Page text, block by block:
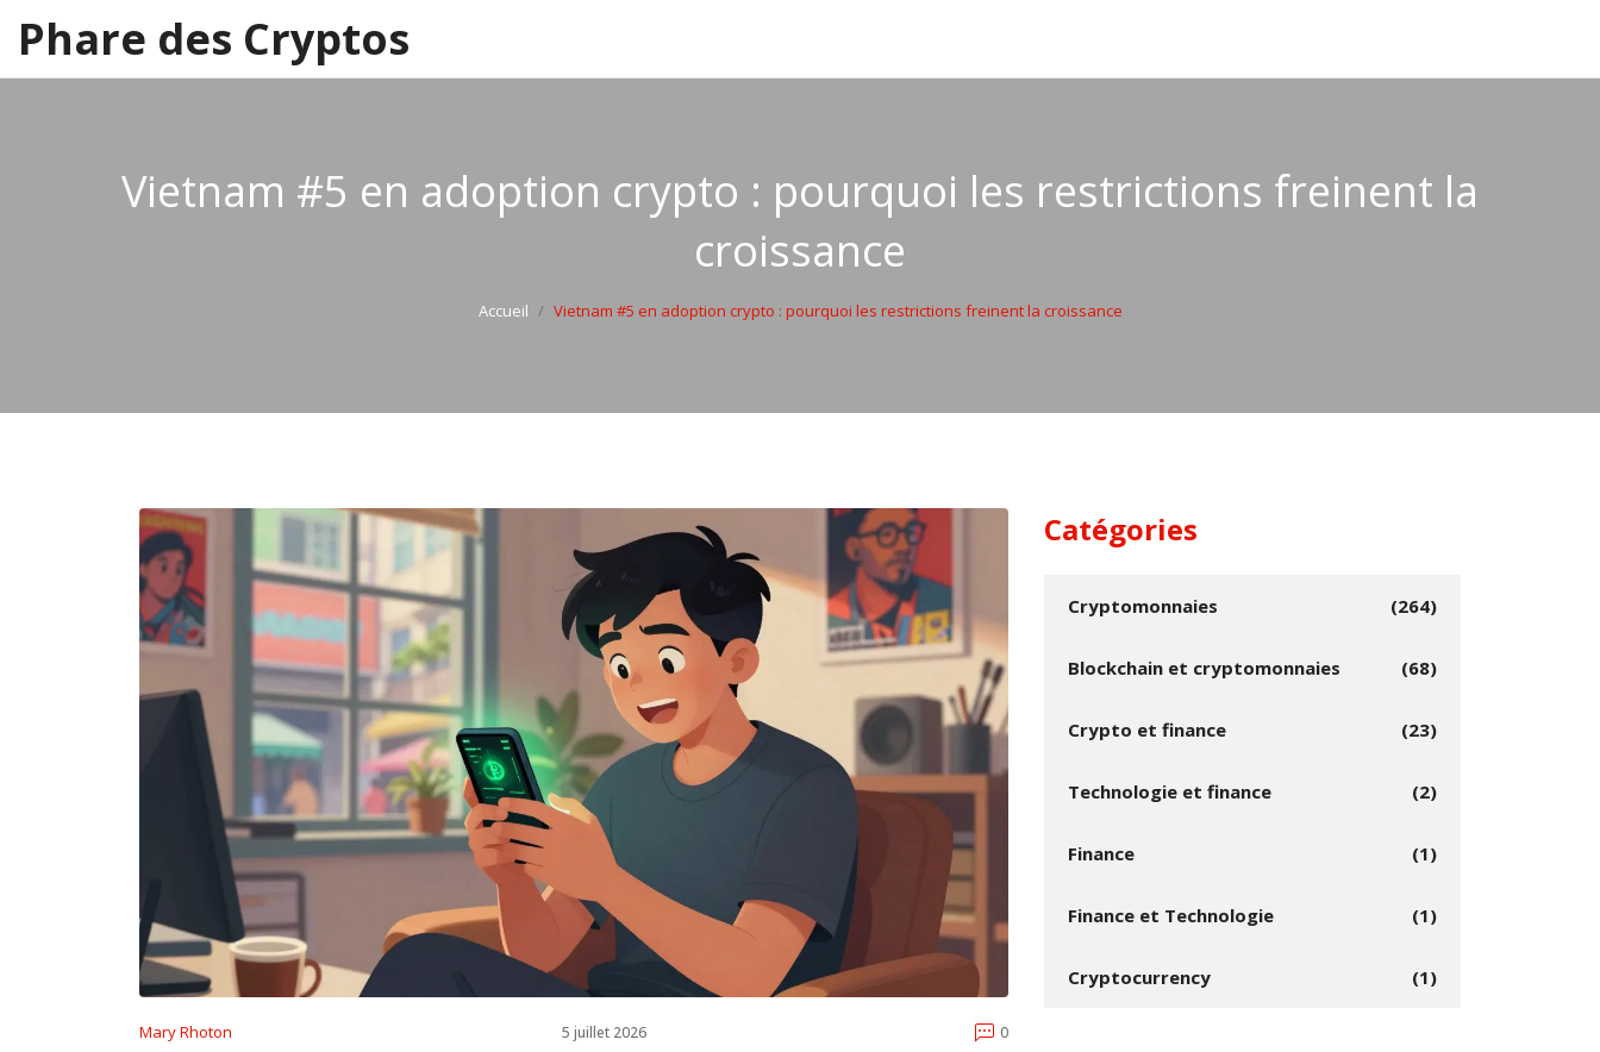
Phare des Cryptos
Vietnam #5 en adoption crypto : pourquoi les restrictions freinent la
croissance
Accueil Vietnam #5 en adoption crypto : pourquoi les restrictions freinent la croissance
Mary Rhoton 5 juillet 2026 0
Catégories
Cryptomonnaies (264)
Blockchain et cryptomonnaies (68)
Crypto et finance (23)
Technologie et finance (2)
Finance (1)
Finance et Technologie (1)
Cryptocurrency (1)